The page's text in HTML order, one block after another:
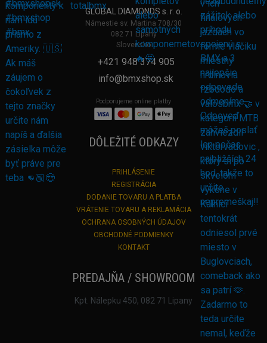
GLOBAL DIAMONDS s. r. o.
Námestie sv. Martina 708/30
082 71 Lipany
Slovensko
+421 948 374 905
info@bmxshop.sk
Podporujeme online platby
DÔLEŽITÉ ODKAZY
PRIHLÁSENIE
REGISTRÁCIA
DODANIE TOVARU A PLATBA
VRÁTENIE TOVARU A REKLAMÁCIA
OCHRANA OSOBNÝCH ÚDAJOV
OBCHODNÉ PODMIENKY
KONTAKT
PREDAJŇA / SHOWROOM
Kpt. Nálepku 450, 082 71 Lipany